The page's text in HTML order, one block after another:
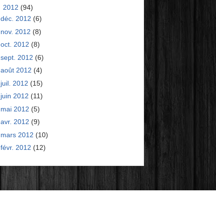
2012 (94)
déc. 2012 (6)
nov. 2012 (8)
oct. 2012 (8)
sept. 2012 (6)
août 2012 (4)
juil. 2012 (15)
juin 2012 (11)
mai 2012 (5)
avr. 2012 (9)
mars 2012 (10)
févr. 2012 (12)